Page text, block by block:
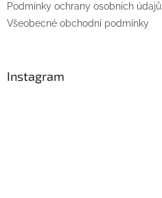
Podmínky ochrany osobních údajů
Všeobecné obchodní podmínky
Instagram